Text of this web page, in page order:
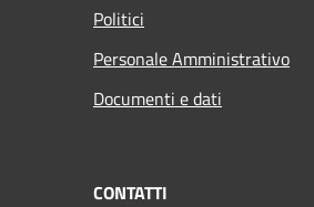
Politici
Personale Amministrativo
Documenti e dati
CONTATTI